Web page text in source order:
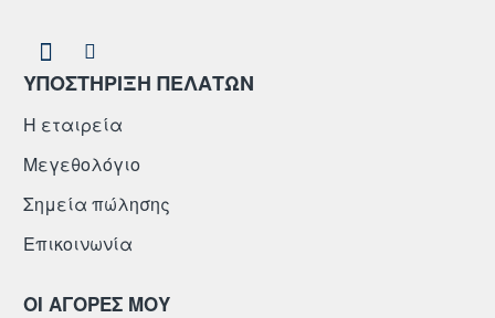
ΥΠΟΣΤΗΡΙΞΗ ΠΕΛΑΤΩΝ
Η εταιρεία
Μεγεθολόγιο
Σημεία πώλησης
Επικοινωνία
ΟΙ ΑΓΟΡΕΣ ΜΟΥ